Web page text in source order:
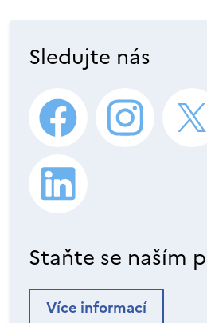
Sledujte nás
Staňte se naším
Více informací